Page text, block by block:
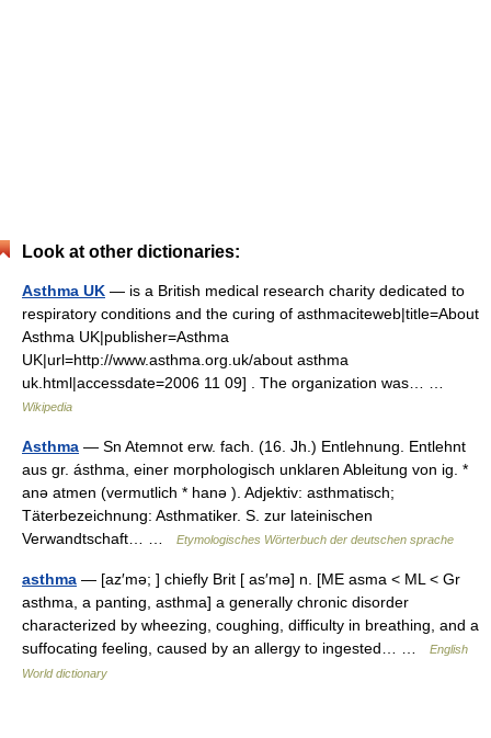
Look at other dictionaries:
Asthma UK — is a British medical research charity dedicated to
respiratory conditions and the curing of asthmaciteweb|title=About
Asthma UK|publisher=Asthma
UK|url=http://www.asthma.org.uk/about asthma
uk.html|accessdate=2006 11 09] . The organization was… …
Wikipedia
Asthma — Sn Atemnot erw. fach. (16. Jh.) Entlehnung. Entlehnt
aus gr. ásthma, einer morphologisch unklaren Ableitung von ig. *
anə atmen (vermutlich * hanə ). Adjektiv: asthmatisch;
Täterbezeichnung: Asthmatiker. S. zur lateinischen
Verwandtschaft… …
Etymologisches Wörterbuch der deutschen sprache
asthma — [az′mə; ] chiefly Brit [ as′mə] n. [ME asma < ML < Gr
asthma, a panting, asthma] a generally chronic disorder
characterized by wheezing, coughing, difficulty in breathing, and a
suffocating feeling, caused by an allergy to ingested… …
English
World dictionary